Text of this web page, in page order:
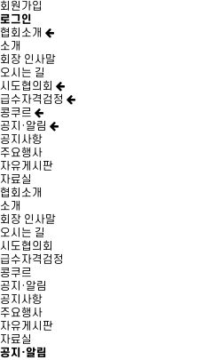
회원가입
로그인
협회소개
소개
회장 인사말
오시는 길
시도협의회
급수자격검정
콩쿠르
공지·알림
공지사항
주요행사
자유게시판
자료실
협회소개
소개
회장 인사말
오시는 길
시도협의회
급수자격검정
콩쿠르
공지·알림
공지사항
주요행사
자유게시판
자료실
공지·알림